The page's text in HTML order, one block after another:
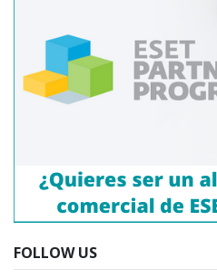
FOLLOW US